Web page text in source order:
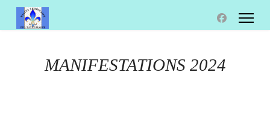
MANIFESTATIONS 2024